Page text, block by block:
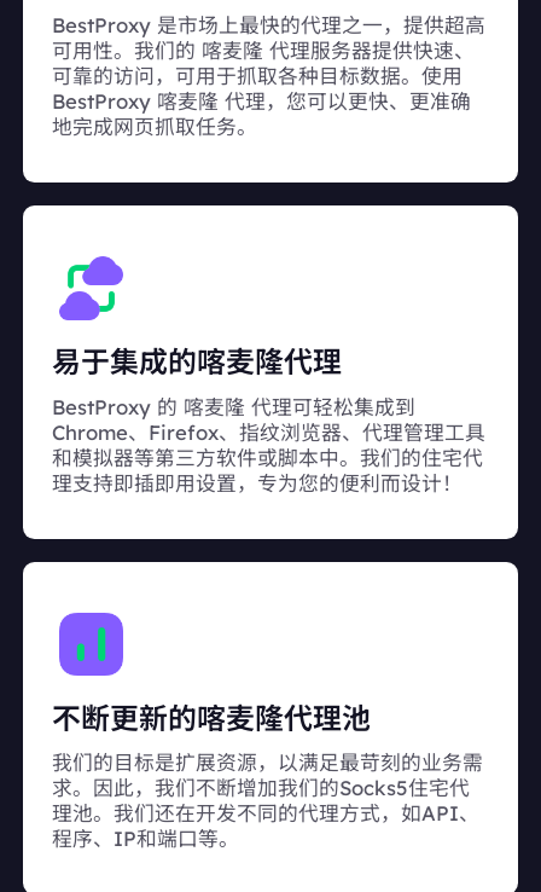
BestProxy 是市场上最快的代理之一，提供超高
可用性。我们的 喀麦隆 代理服务器提供快速、
可靠的访问，可用于抓取各种目标数据。使用
BestProxy 喀麦隆 代理，您可以更快、更准确
地完成网页抓取任务。
易于集成的喀麦隆代理
BestProxy 的 喀麦隆 代理可轻松集成到
Chrome、Firefox、指纹浏览器、代理管理工具
和模拟器等第三方软件或脚本中。我们的住宅代
理支持即插即用设置，专为您的便利而设计！
不断更新的喀麦隆代理池
我们的目标是扩展资源，以满足最苛刻的业务需
求。因此，我们不断增加我们的Socks5住宅代
理池。我们还在开发不同的代理方式，如API、
程序、IP和端口等。